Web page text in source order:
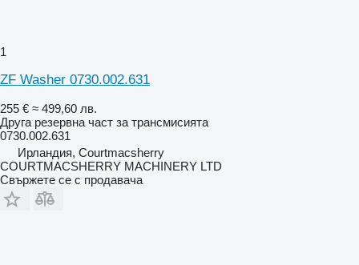
1
ZF Washer 0730.002.631
255 € ≈ 499,60 лв.
Друга резервна част за трансмисията
0730.002.631
Ирландия, Courtmacsherry
COURTMACSHERRY MACHINERY LTD
Свържете се с продавача